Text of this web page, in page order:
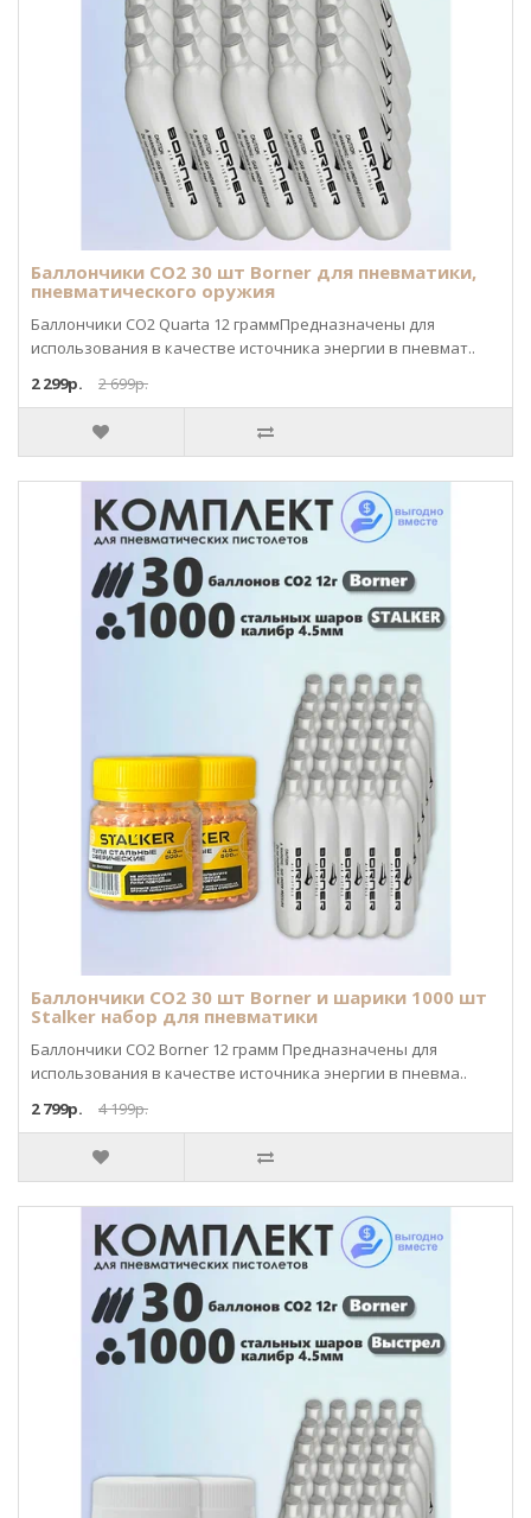
Баллончики CO2 30 шт Borner для пневматики,
пневматического оружия
Баллончики CO2 Quarta 12 граммПредназначены для
использования в качестве источника энергии в пневмат..
2 299р.
2 699р.
Баллончики CO2 30 шт Borner и шарики 1000 шт
Stalker набор для пневматики
Баллончики CO2 Borner 12 грамм Предназначены для
использования в качестве источника энергии в пневма..
2 799р.
4 199р.